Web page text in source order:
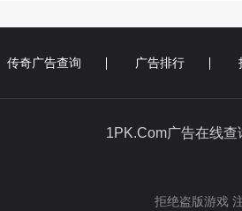
传奇广告查询 广告排行
1PK.Com广告在
拒绝盗版游戏